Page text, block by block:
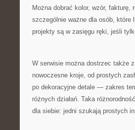
Można dobrać kolor, wzór, fakturę,
szczególnie ważne dla osób, które
projekty są w zasięgu ręki, jeśli
W serwisie można dostrzec także
nowoczesne kroje, od prostych
po dekoracyjne detale — zakres
różnych działań. Taka
dla siebie: jedni szukają prostych